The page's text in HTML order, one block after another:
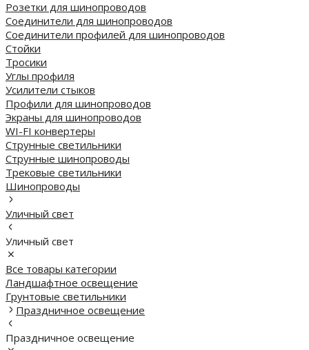
Розетки для шинопроводов
Соединители для шинопроводов
Соединители профилей для шинопроводов
Стойки
Тросики
Углы профиля
Усилители стыков
Профили для шинопроводов
Экраны для шинопроводов
WI-FI конвертеры
Струнные светильники
Струнные шинопроводы
Трековые светильники
Шинопроводы
Уличный свет
Уличный свет
Все товары категории
Ландшафтное освещение
Грунтовые светильники
Праздничное освещение
Праздничное освещение